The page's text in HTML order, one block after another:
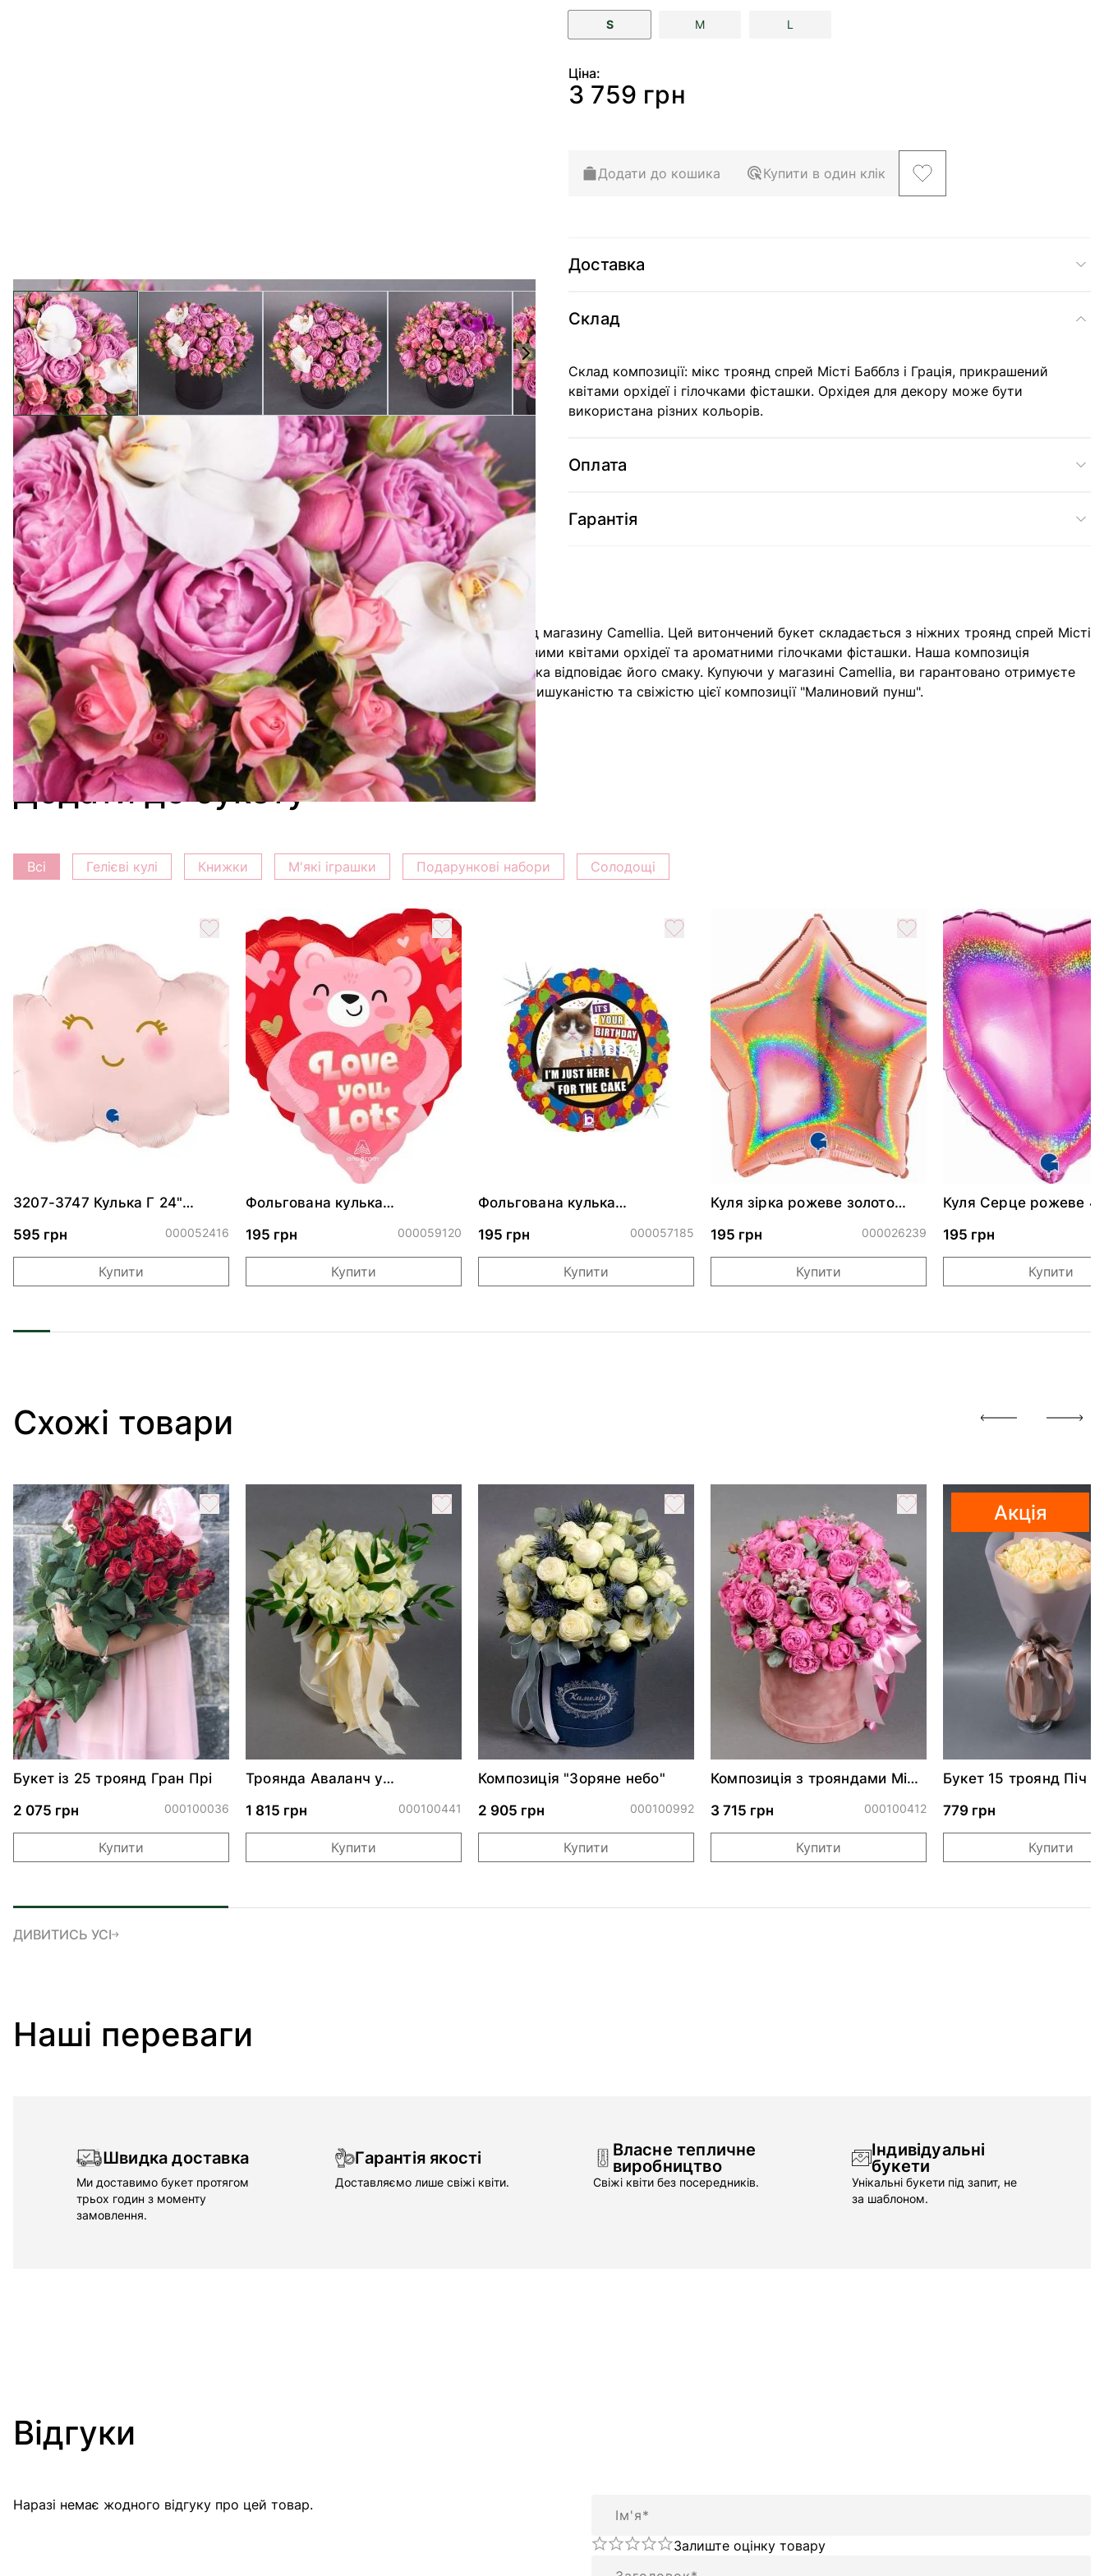
View larger image View larger image View larger image View larger image
S M L
Ціна:
3 759 грн
Додати до кошика Купити в один клік
Доставка
Склад
Склад композиції: мікс троянд спрей Місті Бабблз і Грація, прикрашений
квітами орхідеї і гілочками фісташки. Орхідея для декору може бути
використана різних кольорів.
Оплата
Гарантія
Опис товару
Запрошуємо вас відкрити для себе чарівність композиції "Малиновий пунш" від магазину Camellia. Цей витончений букет складається з ніжних троянд спрей Місті
Бабблз і Грація, які забарвлені в різні відтінки рожевого, прикрашених екзотичними квітами орхідеї та ароматними гілочками фісташки. Наша композиція
пропонується з різнобарвною орхідеєю для декору, щоб кожен міг знайти ту, яка відповідає його смаку. Купуючи у магазині Camellia, ви гарантовано отримуєте
високу якість квітів та неперевершений сервіс. Дозвольте собі насолодитися вишуканістю та свіжістю цієї композиції "Малиновий пунш".
Додати до букету
Всі Гелієві кулі Книжки М'які іграшки Подарункові набори Солодощі
3207-3747 Кулька Г 24"
595 грн
000052416
Купити
Фольгована кулька
обіймами"
195 грн 000059120
Купити
Фольгована кулька
ДР"
195 грн 000057185
Купити
Куля зірка рожеве золото
195 грн
000026239
Купити
Куля Серце рожеве
195 грн
Купити
Схожі товари
Букет із 25 троянд Гран Прі
2 075 грн
000100036
Купити
Троянда Аваланч у
1 815 грн
000100441
Купити
Композиція "Зоряне небо"
2 905 грн
000100992
Купити
Композиція з трояндами Місті
3 715 грн
000100412
Купити
Акція
Букет 15 троянд Піч
779 грн
Купити
ДИВИТИСЬ УСІ
Наші переваги
Швидка доставка
Ми доставимо букет протягом
трьох годин з моменту
замовлення.
Гарантія якості
Доставляємо лише свіжі квіти.
Власне тепличне
виробництво
Свіжі квіти без посередників.
Індивідуальні
букети
Унікальні букети під запит, не
за шаблоном.
Відгуки
Наразі немає жодного відгуку про цей товар.
Залиште оцінку товару